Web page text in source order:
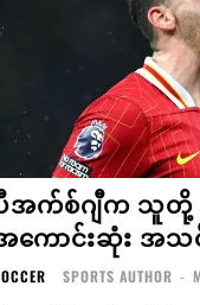
အက်စ်ဂျီက သူတို့
ကောင်းဆုံး အ
SPORTS AUTHOR -